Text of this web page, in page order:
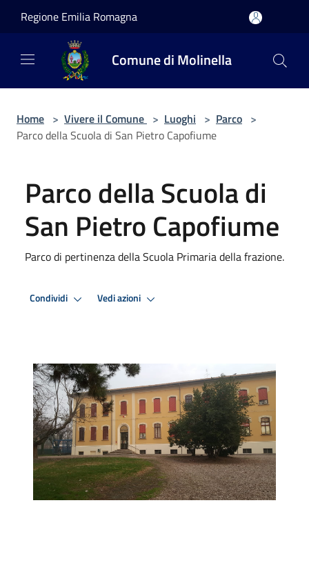
Regione Emilia Romagna
Comune di Molinella
Home > Vivere il Comune > Luoghi > Parco >
Parco della Scuola di San Pietro Capofiume
Parco della Scuola di
San Pietro Capofiume
Parco di pertinenza della Scuola Primaria della frazione.
Condividi Vedi azioni